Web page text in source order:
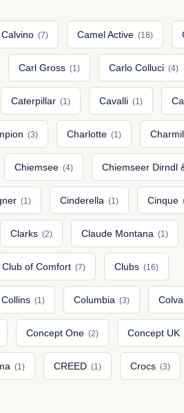
Calvino (7) Camel Active (18)
Carl Gross (1) Carlo Colluci (4)
Caterpillar (1) Cavalli (1)
(3) Charlotte (1)
Chiemsee (4) Chiemseer Dirndl
(1) Cinderella (1) Cinque
Clarks (2) Claude Montana (1)
Club of Comfort (7) Clubs (16)
Collins (1) Columbia (3)
Concept One (2) Concept UK
(1) CREED (1) Crocs (3)